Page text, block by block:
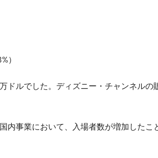
）
ルでした。ディズニー・チャンネルの
事業において、入場者数が増加したこ